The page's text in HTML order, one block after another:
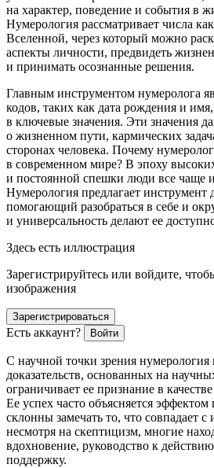
на характер, поведение и события в
Нумерология рассматривает числа
Вселенной, через который можно
аспекты личности, предвидеть
и принимать осознанные решения.
Главным инструментом нумеролога
кодов, таких как дата рождения и
в ключевые значения. Эти значения
о жизненном пути, кармических
сторонах человека. Почему
в современном мире? В эпоху
и постоянной спешки люди все чаще
Нумерология предлагает инструмент
помогающий разобраться в себе и
и универсальность делают ее
Здесь есть иллюстрация
Зарегистрируйтесь или войдите,
изображения
Зарегистрироваться
Есть аккаунт? Войти
С научной точки зрения нумерология
доказательств, основанных на
ограничивает ее признание в
Ее успех часто объясняется
склонны замечать то, что совпадает
несмотря на скептицизм, многие
вдохновение, руководство к
поддержку.